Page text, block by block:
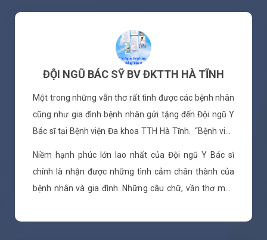
ĐỘI NGŨ BÁC SỸ BV ĐKTTH HÀ TĨNH
Một trong những vẫn thơ rất tình được các bệnh nhân
cũng như gia đình bệnh nhân gửi tặng đến Đội ngũ Y
Bác sĩ tại Bệnh viện Đa khoa TTH Hà Tĩnh. “Bệnh viện
Niềm hạnh phúc lớn lao nhất của Đội ngũ Y Bác sĩ
chính là nhận được những tình cảm chân thành của
bệnh nhân và gia đình. Những câu chữ, vần thơ mộc
nguồn động lực mạnh mẽ giúp đội ngũ Y Bác sĩ, Cán